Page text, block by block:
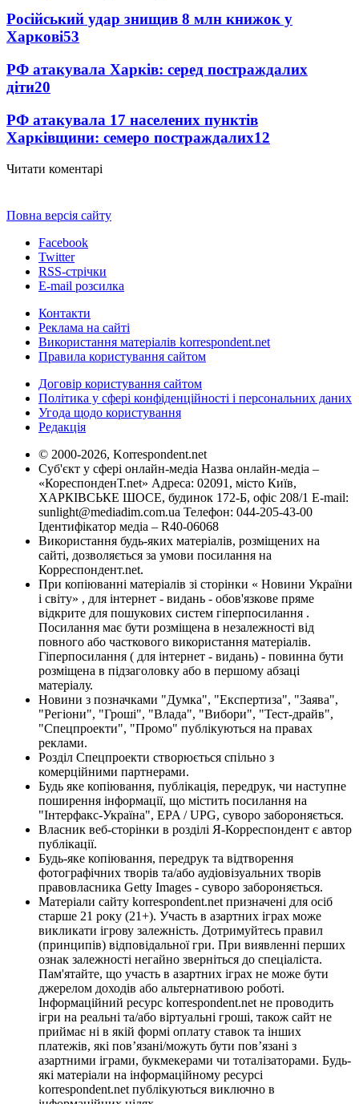
Російський удар знищив 8 млн книжок у
Харкові53
РФ атакувала Харків: серед постраждалих
діти20
РФ атакувала 17 населених пунктів
Харківщини: семеро постраждалих12
Читати коментарі
Повна версія сайту
Facebook
Twitter
RSS-стрічки
E-mail розсилка
Контакти
Реклама на сайті
Використання матеріалів korrespondent.net
Правила користування сайтом
Договір користування сайтом
Політика у сфері конфіденційності і персональних даних
Угода щодо користування
Редакція
© 2000-2026, Korrespondent.net
Суб'єкт у сфері онлайн-медіа Назва онлайн-медіа –
«КореспонденТ.net» Адреса: 02091, місто Київ,
ХАРКІВСЬКЕ ШОСЕ, будинок 172-Б, офіс 208/1 E-mail:
sunlight@mediadim.com.ua Телефон: 044-205-43-00
Ідентифікатор медіа – R40-06068
Використання будь-яких матеріалів, розміщених на
сайті, дозволяється за умови посилання на
Корреспондент.net.
При копіюванні матеріалів зі сторінки « Новини України
і світу» , для інтернет - видань - обов'язкове пряме
відкрите для пошукових систем гіперпосилання .
Посилання має бути розміщена в незалежності від
повного або часткового використання матеріалів.
Гіперпосилання ( для інтернет - видань) - повинна бути
розміщена в підзаголовку або в першому абзаці
матеріалу.
Новини з позначками "Думка", "Експертиза", "Заява",
"Регіони", "Гроші", "Влада", "Вибори", "Тест-драйв",
"Спецпроекти", "Промо" публікуються на правах
реклами.
Розділ Спецпроекти створюється спільно з
комерційними партнерами.
Будь яке копіювання, публікація, передрук, чи наступне
поширення інформації, що містить посилання на
"Інтерфакс-Україна", EPA / UPG, суворо забороняється.
Власник веб-сторінки в розділі Я-Корреспондент є автор
публікації.
Будь-яке копіювання, передрук та відтворення
фотографічних творів та/або аудіовізуальних творів
правовласника Getty Images - суворо забороняється.
Матеріали сайту korrespondent.net призначені для осіб
старше 21 року (21+). Участь в азартних іграх може
викликати ігрову залежність. Дотримуйтесь правил
(принципів) відповідальної гри. При виявленні перших
ознак залежності негайно зверніться до спеціаліста.
Пам'ятайте, що участь в азартних іграх не може бути
джерелом доходів або альтернативою роботі.
Інформаційний ресурс korrespondent.net не проводить
ігри на реальні та/або віртуальні гроші, також сайт не
приймає ні в якій формі оплату ставок та інших
платежів, які пов’язані/можуть бути пов’язані з
азартними іграми, букмекерами чи тоталізаторами. Будь-
які матеріали на інформаційному ресурсі
korrespondent.net публікуються виключно в